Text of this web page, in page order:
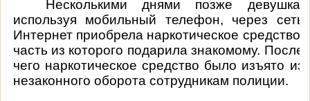
Несколькими днями позже девушка
используя мобильный телефон, через сеть
Интернет приобрела наркотическое средство,
часть из которого подарила знакомому. После
чего наркотическое средство было изъято из
незаконного оборота сотрудникам полиции.